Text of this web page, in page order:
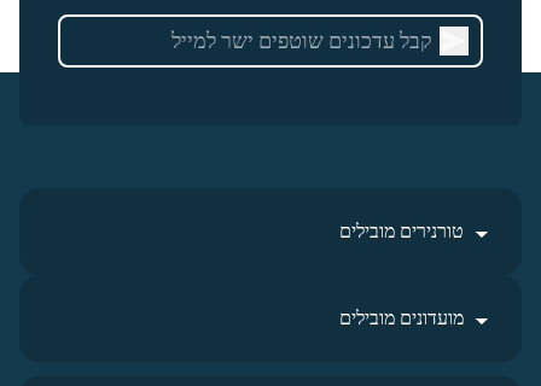
טורנירים מובילים
מועדונים מובילים